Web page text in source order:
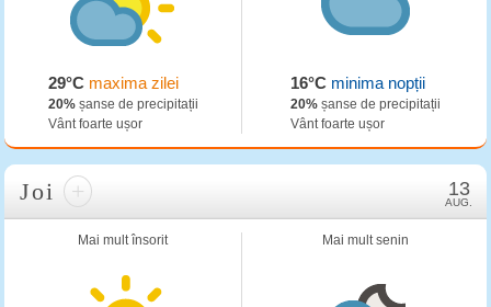
29°Cmaxima zilei
20%șanse de precipitații
Vânt foarte ușor
16°C minima nopții
20% șanse de precipitații
Vânt foarte ușor
Joi + 13
AUG.
Mai mult însorit Mai mult senin